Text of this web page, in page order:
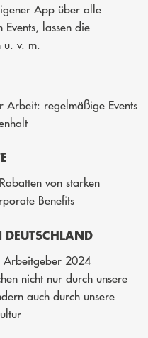
App über alle
lassen die
u. v. m.
regelmäßige Events
von starken
Benefits
DEUTSCHLAND
Arbeitgeber 2024
nicht nur durch unsere
auch durch unsere